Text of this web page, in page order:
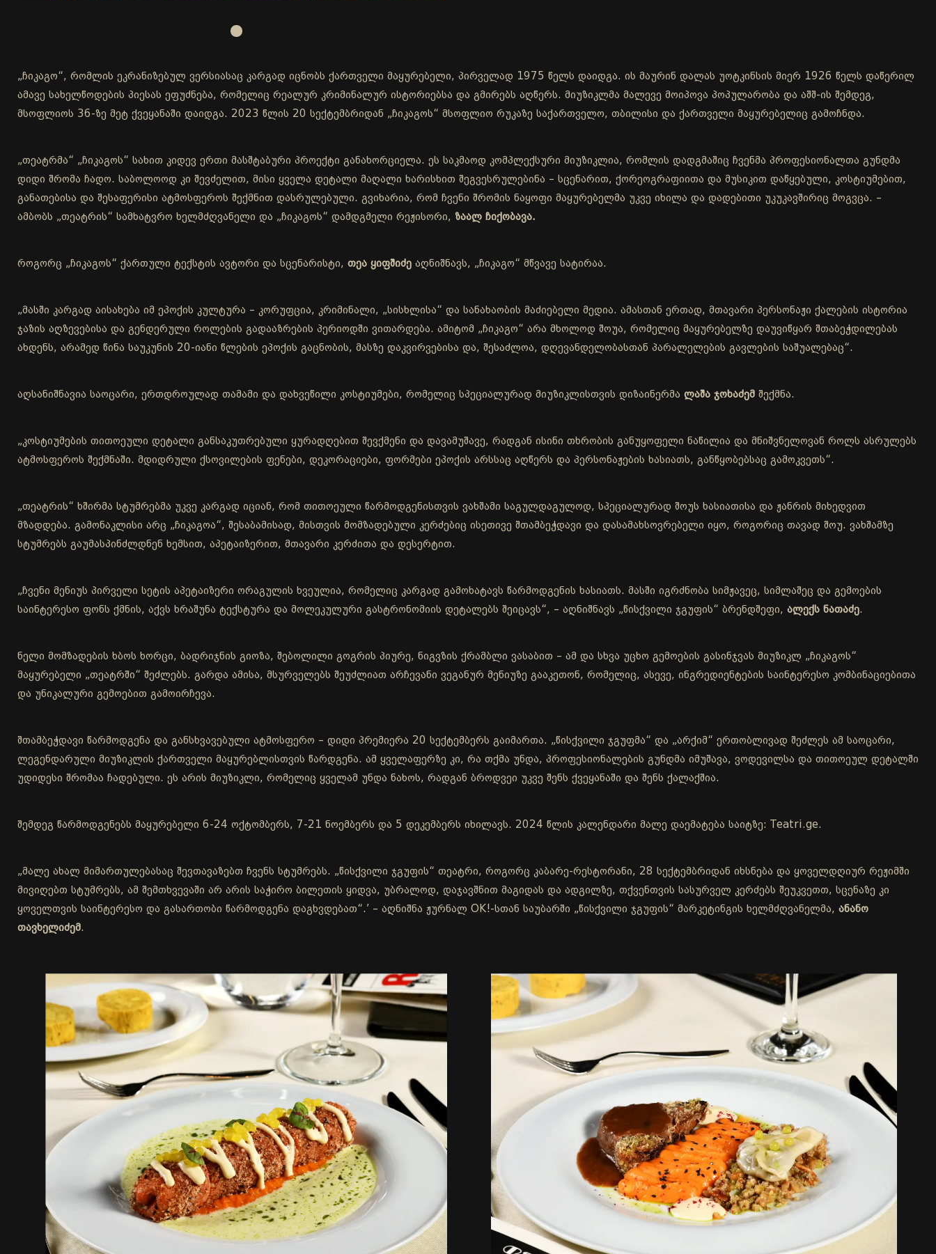
„ჩიკაგო“, რომლის ეკრანიზებულ ვერსიასაც კარგად იცნობს ქართველი მაყურებელი, პირველად 1975 წელს დაიდგა. ის მაურინ დალას უოტკინსის მიერ 1926 წელს დაწერილ
ამავე სახელწოდების პიესას ეფუძნება, რომელიც რეალურ კრიმინალურ ისტორიებსა და გმირებს აღწერს. მიუზიკლმა მალევე მოიპოვა პოპულარობა და აშშ-ის შემდეგ,
მსოფლიოს 36-ზე მეტ ქვეყანაში დაიდგა. 2023 წლის 20 სექტემბრიდან „ჩიკაგოს“ მსოფლიო რუკაზე საქართველო, თბილისი და ქართველი მაყურებელიც გამოჩნდა.
„თეატრმა“ „ჩიკაგოს“ სახით კიდევ ერთი მასშტაბური პროექტი განახორციელა. ეს საკმაოდ კომპლექსური მიუზიკლია, რომლის დადგმაშიც ჩვენმა პროფესიონალთა გუნდმა
დიდი შრომა ჩადო. საბოლოოდ კი შევძელით, მისი ყველა დეტალი მაღალი ხარისხით შეგვესრულებინა – სცენარით, ქორეოგრაფიითა და მუსიკით დაწყებული, კოსტიუმებით,
განათებისა და შესაფერისი ატმოსფეროს შექმნით დასრულებული. გვიხარია, რომ ჩვენი შრომის ნაყოფი მაყურებელმა უკვე იხილა და დადებითი უკუკავშირიც მოგვცა. –
ამბობს „თეატრის“ სამხატვრო ხელმძღვანელი და „ჩიკაგოს“ დამდგმელი რეჟისორი, ზაალ ჩიქობავა.
როგორც „ჩიკაგოს“ ქართული ტექსტის ავტორი და სცენარისტი, თეა ყიფშიძე აღნიშნავს, „ჩიკაგო“ მწვავე სატირაა.
„მასში კარგად აისახება იმ ეპოქის კულტურა – კორუფცია, კრიმინალი, „სისხლისა“ და სანახაობის მაძიებელი მედია. ამასთან ერთად, მთავარი პერსონაჟი ქალების ისტორია
ჯაზის აღზევებისა და გენდერული როლების გადააზრების პერიოდში ვითარდება. ამიტომ „ჩიკაგო“ არა მხოლოდ შოუა, რომელიც მაყურებელზე დაუვიწყარ შთაბეჭდილებას
ახდენს, არამედ წინა საუკუნის 20-იანი წლების ეპოქის გაცნობის, მასზე დაკვირვებისა და, შესაძლოა, დღევანდელობასთან პარალელების გავლების საშუალებაც“.
აღსანიშნავია საოცარი, ერთდროულად თამამი და დახვეწილი კოსტიუმები, რომელიც სპეციალურად მიუზიკლისთვის დიზაინერმა ლაშა ჯოხაძემ შექმნა.
„კოსტიუმების თითოეული დეტალი განსაკუთრებული ყურადღებით შევქმენი და დავამუშავე, რადგან ისინი თხრობის განუყოფელი ნაწილია და მნიშვნელოვან როლს ასრულებს
ატმოსფეროს შექმნაში. მდიდრული ქსოვილების ფენები, დეკორაციები, ფორმები ეპოქის არსსაც აღწერს და პერსონაჟების ხასიათს, განწყობებსაც გამოკვეთს“.
„თეატრის“ ხშირმა სტუმრებმა უკვე კარგად იციან, რომ თითოეული წარმოდგენისთვის ვახშამი საგულდაგულოდ, სპეციალურად შოუს ხასიათისა და ჟანრის მიხედვით
მზადდება. გამონაკლისი არც „ჩიკაგოა“, შესაბამისად, მისთვის მომზადებული კერძებიც ისეთივე შთამბეჭდავი და დასამახსოვრებელი იყო, როგორიც თავად შოუ. ვახშამზე
სტუმრებს გაუმასპინძლდნენ ხემსით, აპეტაიზერით, მთავარი კერძითა და დესერტით.
„ჩვენი მენიუს პირველი სეტის აპეტაიზერი ორაგულის ხვეულია, რომელიც კარგად გამოხატავს წარმოდგენის ხასიათს. მასში იგრძნობა სიმჟავეც, სიმლაშეც და გემოების
საინტერესო ფონს ქმნის, აქვს ხრაშუნა ტექსტურა და მოლეკულური გასტრონომიის დეტალებს შეიცავს“, – აღნიშნავს „წისქვილი ჯგუფის“ ბრენდშეფი, ალექს ნათაძე.
ნელი მომზადების ხბოს ხორცი, ბადრიჯნის გიოზა, შებოლილი გოგრის პიურე, ნიგვზის ქრამბლი ვასაბით – ამ და სხვა უცხო გემოების გასინჯვას მიუზიკლ „ჩიკაგოს“
მაყურებელი „თეატრში“ შეძლებს. გარდა ამისა, მსურველებს შეუძლიათ არჩევანი ვეგანურ მენიუზე გააკეთონ, რომელიც, ასევე, ინგრედიენტების საინტერესო კომბინაციებითა
და უნიკალური გემოებით გამოირჩევა.
შთამბეჭდავი წარმოდგენა და განსხვავებული ატმოსფერო – დიდი პრემიერა 20 სექტემბერს გაიმართა. „წისქვილი ჯგუფმა“ და „არქიმ“ ერთობლივად შეძლეს ამ საოცარი,
ლეგენდარული მიუზიკლის ქართველი მაყურებლისთვის წარდგენა. ამ ყველაფერზე კი, რა თქმა უნდა, პროფესიონალების გუნდმა იმუშავა, ვოდევილსა და თითოეულ დეტალში
უდიდესი შრომაა ჩადებული. ეს არის მიუზიკლი, რომელიც ყველამ უნდა ნახოს, რადგან ბროდვეი უკვე შენს ქვეყანაში და შენს ქალაქშია.
შემდეგ წარმოდგენებს მაყურებელი 6-24 ოქტომბერს, 7-21 ნოემბერს და 5 დეკემბერს იხილავს. 2024 წლის კალენდარი მალე დაემატება საიტზე: Teatri.ge.
„მალე ახალ მიმართულებასაც შევთავაზებთ ჩვენს სტუმრებს. „წისქვილი ჯგუფის“ თეატრი, როგორც კაბარე-რესტორანი, 28 სექტემბრიდან იხსნება და ყოველდღიურ რეჟიმში
მივიღებთ სტუმრებს, ამ შემთხვევაში არ არის საჭირო ბილეთის ყიდვა, უბრალოდ, დაჯავშნით მაგიდას და ადგილზე, თქვენთვის სასურველ კერძებს შეუკვეთთ, სცენაზე კი
ყოველთვის საინტერესო და გასართობი წარმოდგენა დაგხვდებათ“.’ – აღნიშნა ჟურნალ OK!-სთან საუბარში „წისქვილი ჯგუფის“ მარკეტინგის ხელმძღვანელმა, ანანო
თავხელიძემ.